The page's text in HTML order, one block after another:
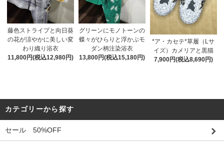
藤色ストライプと向日葵
の花が涼やかに美しい変
わり織り浴衣
11,800円(税込12,980円)
グリーンにモノトーンの
蝶々がひらりと浮かぶモ
ダン柄注染浴衣
13,800円(税込15,180円)
*ア・カセテ*草履（Lサ
イズ）カメリアと黒猫
7,900円(税込8,690円)
カテゴリーから探す
セール 50%OFF